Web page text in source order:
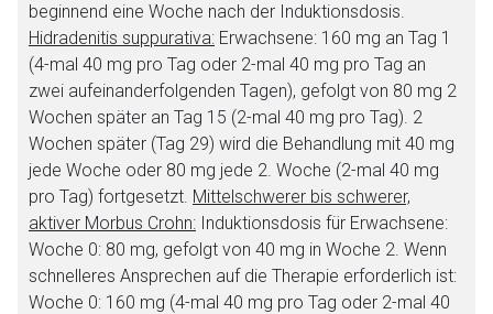
beginnend eine Woche nach der Induktionsdosis.
Hidradenitis suppurativa: Erwachsene: 160 mg an Tag 1
(4-mal 40 mg pro Tag oder 2-mal 40 mg pro Tag an
zwei aufeinanderfolgenden Tagen), gefolgt von 80 mg 2
Wochen später an Tag 15 (2-mal 40 mg pro Tag). 2
Wochen später (Tag 29) wird die Behandlung mit 40 mg
jede Woche oder 80 mg jede 2. Woche (2-mal 40 mg
pro Tag) fortgesetzt. Mittelschwerer bis schwerer,
aktiver Morbus Crohn: Induktionsdosis für Erwachsene:
Woche 0: 80 mg, gefolgt von 40 mg in Woche 2. Wenn
schnelleres Ansprechen auf die Therapie erforderlich ist:
Woche 0: 160 mg (4-mal 40 mg pro Tag oder 2-mal 40